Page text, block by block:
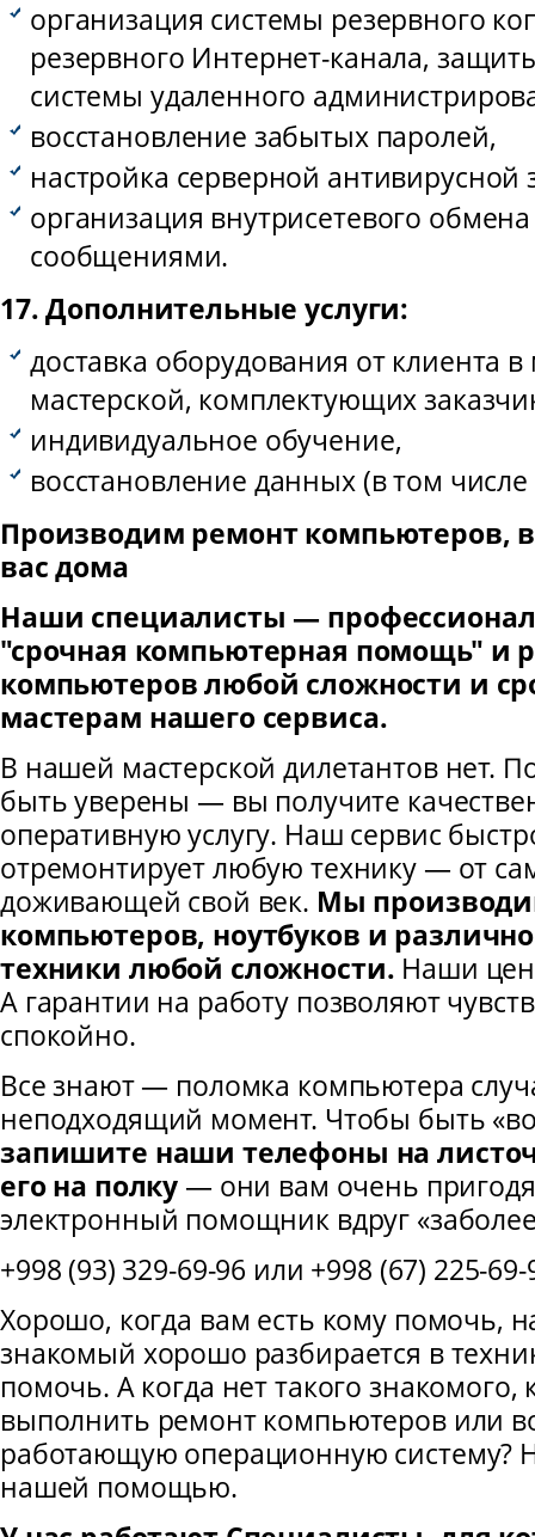
организация системы резервного
резервного Интернет-канала,
системы удаленного
восстановление забытых паролей,
настройка серверной
организация внутрисетевого
сообщениями.
17. Дополнительные услуги:
доставка оборудования от клиента
мастерской, комплектующих
индивидуальное обучение,
восстановление данных (в том числе
Производим ремонт компьютеров,
вас дома
Наши специалисты —
"срочная компьютерная помощь" и
компьютеров любой сложности и
мастерам нашего сервиса.
В нашей мастерской дилетантов нет.
быть уверены — вы получите
оперативную услугу. Наш сервис
отремонтирует любую технику — от
доживающей свой век. Мы
компьютеров, ноутбуков и
техники любой сложности. Наши
А гарантии на работу позволяют
спокойно.
Все знают — поломка компьютера
неподходящий момент. Чтобы быть
запишите наши телефоны на
его на полку — они вам очень
электронный помощник вдруг
+998 (93) 329-69-96 или +998 (67) 225-69-
Хорошо, когда вам есть кому помочь,
знакомый хорошо разбирается в
помочь. А когда нет такого
выполнить ремонт компьютеров или
работающую операционную систему?
нашей помощью.